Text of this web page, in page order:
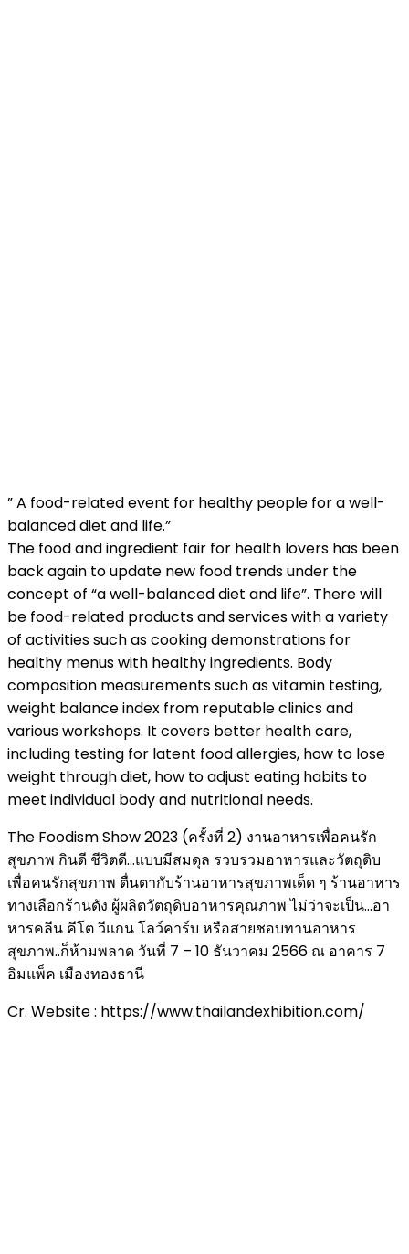
” A food-related event for healthy people for a well-
balanced diet and life.”
The food and ingredient fair for health lovers has been
back again to update new food trends under the
concept of “a well-balanced diet and life”. There will
be food-related products and services with a variety
of activities such as cooking demonstrations for
healthy menus with healthy ingredients. Body
composition measurements such as vitamin testing,
weight balance index from reputable clinics and
various workshops. It covers better health care,
including testing for latent food allergies, how to lose
weight through diet, how to adjust eating habits to
meet individual body and nutritional needs.
The Foodism Show 2023 (ครั้งที่ 2) งานอาหารเพื่อคนรัก
สุขภาพ กินดี ชีวิตดี…แบบมีสมดุล รวบรวมอาหารและวัตถุดิบ
เพื่อคนรักสุขภาพ ตื่นตากับร้านอาหารสุขภาพเด็ด ๆ ร้านอาหาร
ทางเลือกร้านดัง ผู้ผลิตวัตถุดิบอาหารคุณภาพ ไม่ว่าจะเป็น…อา
หารคลีน คีโต วีแกน โลว์คาร์บ หรือสายชอบทานอาหาร
สุขภาพ..ก็ห้ามพลาด วันที่ 7 – 10 ธันวาคม 2566 ณ อาคาร 7
อิมแพ็ค เมืองทองธานี
Cr. Website : https://www.thailandexhibition.com/